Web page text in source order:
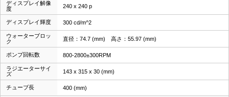
ディスプレイ解像
度
240 x 240 p
ディスプレイ輝度 300 cd/m^2
ウォーターブロッ
ク
直径：74.7 (mm) 高さ：55.97 (mm)
ポンプ回転数 800-2800±300RPM
ラジエーターサイ
ズ
143 x 315 x 30 (mm)
チューブ長 400 (mm)